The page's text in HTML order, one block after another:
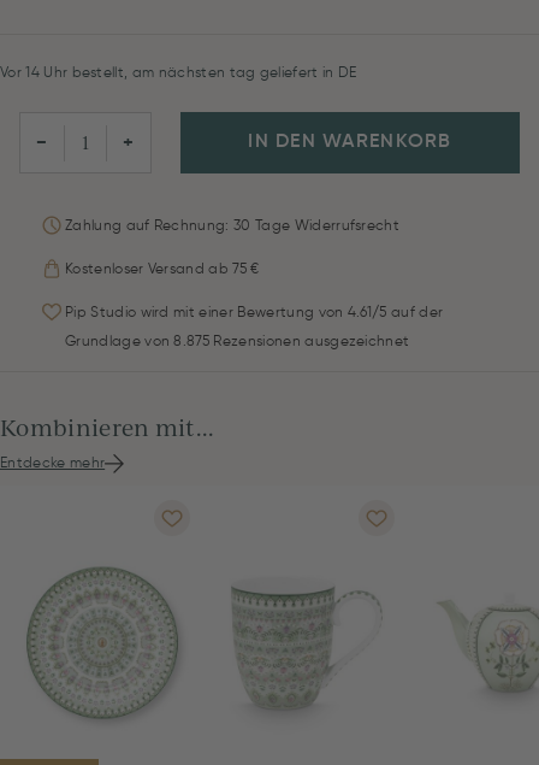
Vor 14 Uhr bestellt, am nächsten tag geliefert in DE
− + IN DEN WARENKORB
Zahlung auf Rechnung: 30 Tage Widerrufsrecht
Kostenloser Versand ab 75 €
Pip Studio wird mit einer Bewertung von 4.61/5 auf der
Grundlage von 8.875 Rezensionen ausgezeichnet
Kombinieren mit...
Entdecke mehr